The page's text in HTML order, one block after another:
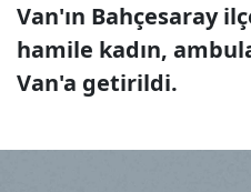
Van'ın Bahçesaray
hamile kadın,
Van'a getirildi.